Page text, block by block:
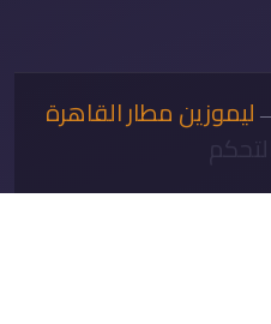
ليموزين مطار القاهرة